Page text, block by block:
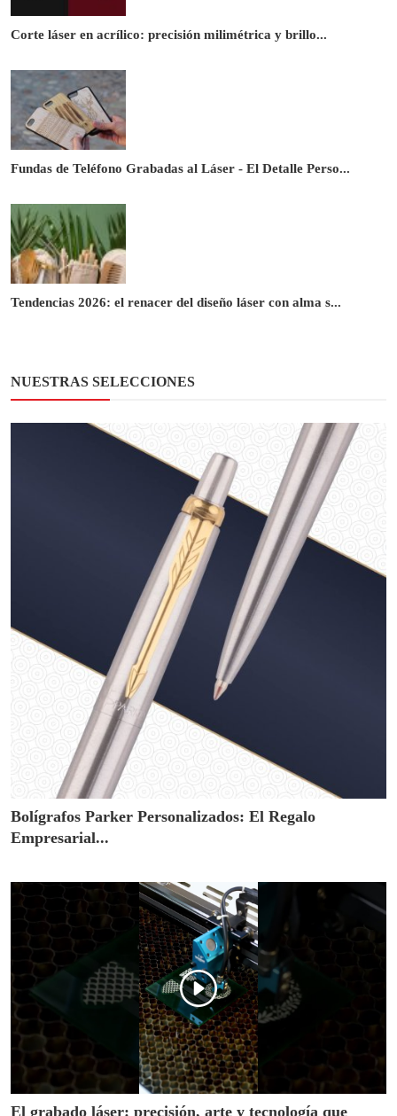
Corte láser en acrílico: precisión milimétrica y brillo...
Fundas de Teléfono Grabadas al Láser - El Detalle Perso...
Tendencias 2026: el renacer del diseño láser con alma s...
NUESTRAS SELECCIONES
Bolígrafos Parker Personalizados: El Regalo
Empresarial...
El grabado láser: precisión, arte y tecnología que